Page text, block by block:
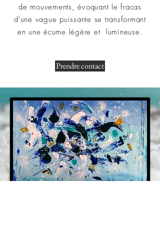
de mouvements, évoquant le fracas
d'une vague puissante se transformant
en une écume légère et lumineuse.
Prendre contact